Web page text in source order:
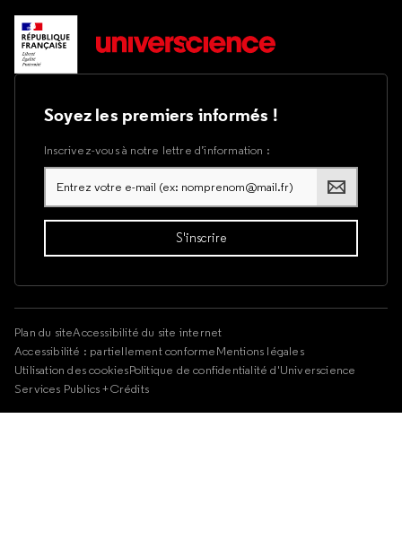
Soyez les premiers informés !
Inscrivez-vous à notre lettre d’information :
Plan du siteAccessibilité du site internet
Accessibilité : partiellement conformeMentions légales
Utilisation des cookiesPolitique de confidentialité d'Universcience
Services Publics +Crédits